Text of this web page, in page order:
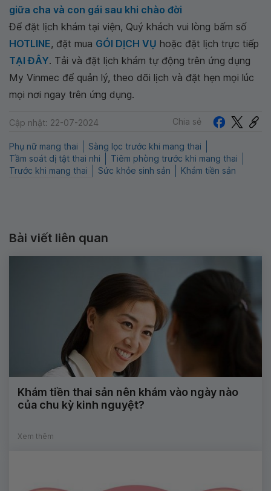
giữa cha và con gái sau khi chào đời
Để đặt lịch khám tại viện, Quý khách vui lòng bấm số
HOTLINE, đặt mua GÓI DỊCH VỤ hoặc đặt lịch trực tiếp
TẠI ĐÂY. Tải và đặt lịch khám tự động trên ứng dụng
My Vinmec để quản lý, theo dõi lịch và đặt hẹn mọi lúc
mọi nơi ngay trên ứng dụng.
Cập nhật: 22-07-2024 Chia sẻ
Phụ nữ mang thai
Sàng lọc trước khi mang thai
Tầm soát dị tật thai nhi
Tiêm phòng trước khi mang thai
Trước khi mang thai
Sức khỏe sinh sản Khám tiền sản
Bài viết liên quan
Khám tiền thai sản nên khám vào ngày nào
của chu kỳ kinh nguyệt?
Xem thêm